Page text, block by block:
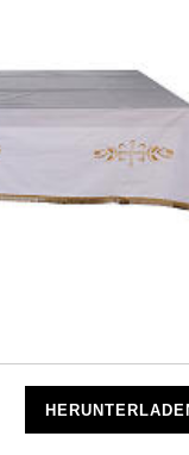
mit Ähre und